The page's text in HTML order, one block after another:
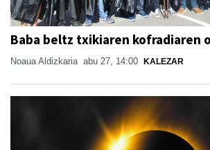
Baba beltz txikiaren kofradiaren
Noaua Aldizkaria abu 27, 14:00 KALEZAR